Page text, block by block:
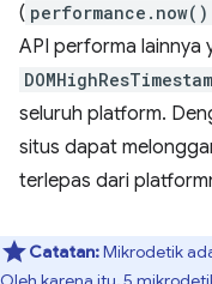
( performance.now()
API performa lainnya
seluruh platform.
situs dapat
terlepas dari
Catatan:Mikrodetik